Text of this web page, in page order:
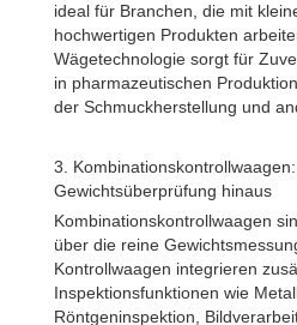
ideal für Branchen, die mit
hochwertigen Produkten
Wägetechnologie sorgt für
in pharmazeutischen
der Schmuckherstellung und
3.
Gewichtsüberprüfung hinaus
Kombinationskontrollwaagen
über die reine
Kontrollwaagen integrieren
Inspektionsfunktionen wie
Röntgeninspektion,